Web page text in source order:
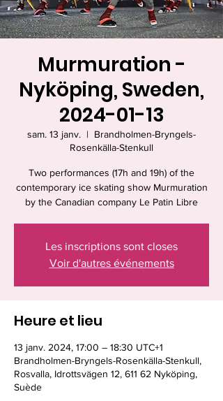
Murmuration -
Nyköping, Sweden,
2024-01-13
sam. 13 janv.
  |
Brandholmen-Bryngels-
Rosenkälla-Stenkull
Two performances (17h and 19h) of the
contemporary ice skating show Murmuration
by the Canadian company Le Patin Libre
Les inscriptions sont closes
Voir d'autres événements
Heure et lieu
13 janv. 2024, 17:00 – 18:30 UTC+1
Brandholmen-Bryngels-Rosenkälla-Stenkull,
Rosvalla, Idrottsvägen 12, 611 62 Nyköping,
Suède